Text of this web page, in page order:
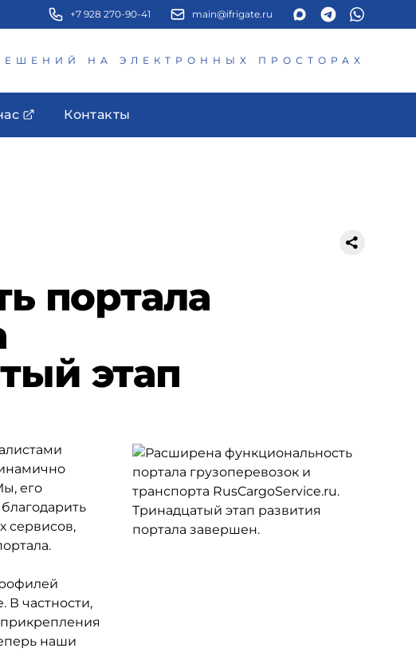
+7 928 270-90-41 main@ifrigate.ru
НА ЭЛЕКТРОННЫХ ПРОСТОРАХ
Контакты
портала
этап
его
сервисов,
В частности,
наши